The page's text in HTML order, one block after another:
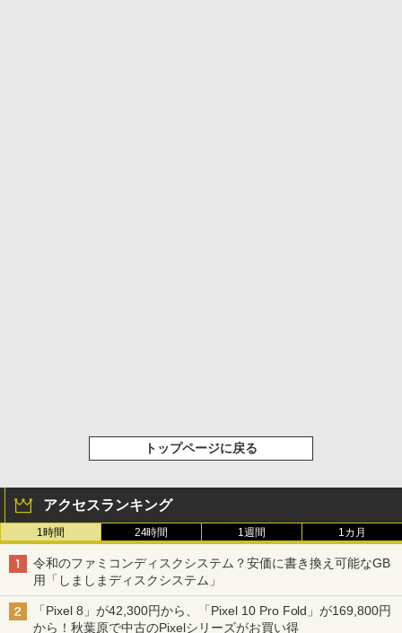
トップページに戻る
アクセスランキング
1時間 24時間 1週間 1カ月
令和のファミコンディスクシステム？安価に書き換え可能なGB
用「しましまディスクシステム」
「Pixel 8」が42,300円から、「Pixel 10 Pro Fold」が169,800円
から！秋葉原で中古のPixelシリーズがお買い得